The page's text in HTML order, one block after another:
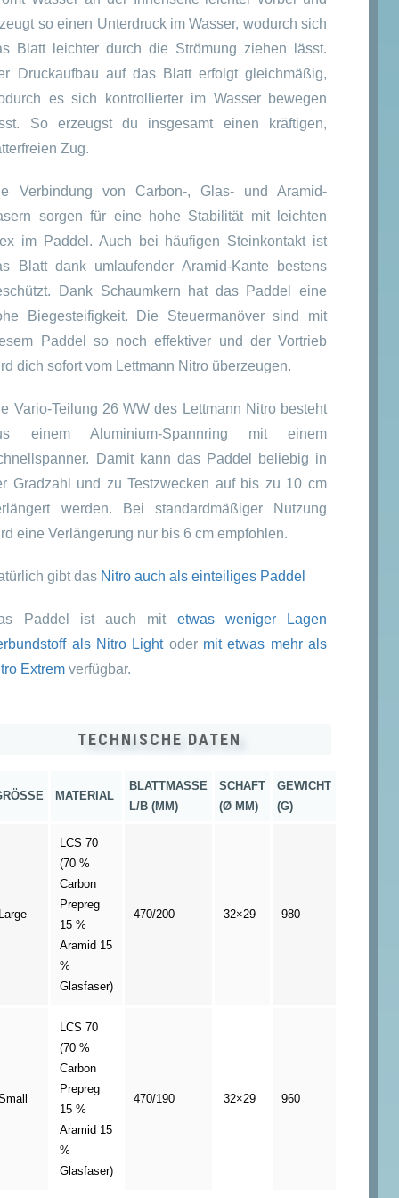
so einen Unterdruck im Wasser, wodurch sich
Blatt leichter durch die Strömung ziehen lässt.
Druckaufbau auf das Blatt erfolgt gleichmäßig,
es sich kontrollierter im Wasser bewegen
So erzeugst du insgesamt einen kräftigen,
Zug.
Verbindung von Carbon-, Glas- und Aramid-
sorgen für eine hohe Stabilität mit leichten
im Paddel. Auch bei häufigen Steinkontakt ist
Blatt dank umlaufender Aramid-Kante bestens
Dank Schaumkern hat das Paddel eine
Biegesteifigkeit. Die Steuermanöver sind mit
Paddel so noch effektiver und der Vortrieb
dich sofort vom Lettmann Nitro überzeugen.
Vario-Teilung 26 WW des Lettmann Nitro besteht
einem Aluminium-Spannring mit einem
Damit kann das Paddel beliebig in
Gradzahl und zu Testzwecken auf bis zu 10 cm
werden. Bei standardmäßiger Nutzung
eine Verlängerung nur bis 6 cm empfohlen.
gibt das Nitro auch als einteiliges Paddel
Paddel ist auch mit etwas weniger Lagen
als Nitro Lightoder mit etwas mehr als
Extrem verfügbar.
TECHNISCHE DATEN
MATERIAL
BLATTMASSE L
/B (MM)
SCHAFT
(Ø MM)
GEWICHT
(G)
Large
LCS 70
(70 %
Carbon
Prepreg
15 %
Aramid 15
%
Glasfaser)
470/200 32×29 980
LCS 70
(70 %
Carbon
Prepreg
15 %
Aramid 15
%
Glasfaser)
470/190 32×29 960